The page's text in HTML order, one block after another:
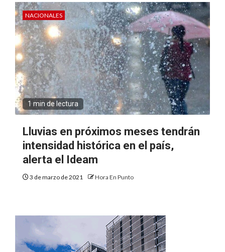
NACIONALES
1 min de lectura
Lluvias en próximos meses tendrán
intensidad histórica en el país,
alerta el Ideam
3 de marzo de 2021 Hora En Punto